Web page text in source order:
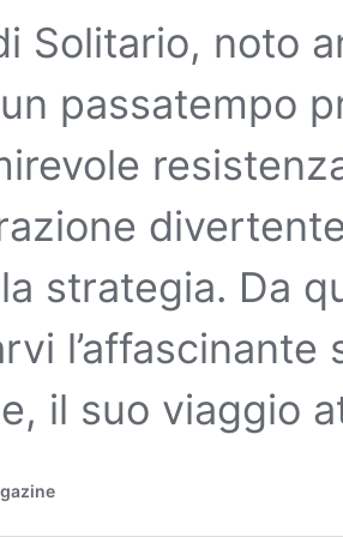
Solitario, noto
passatempo
strategia. Da
il suo viaggio